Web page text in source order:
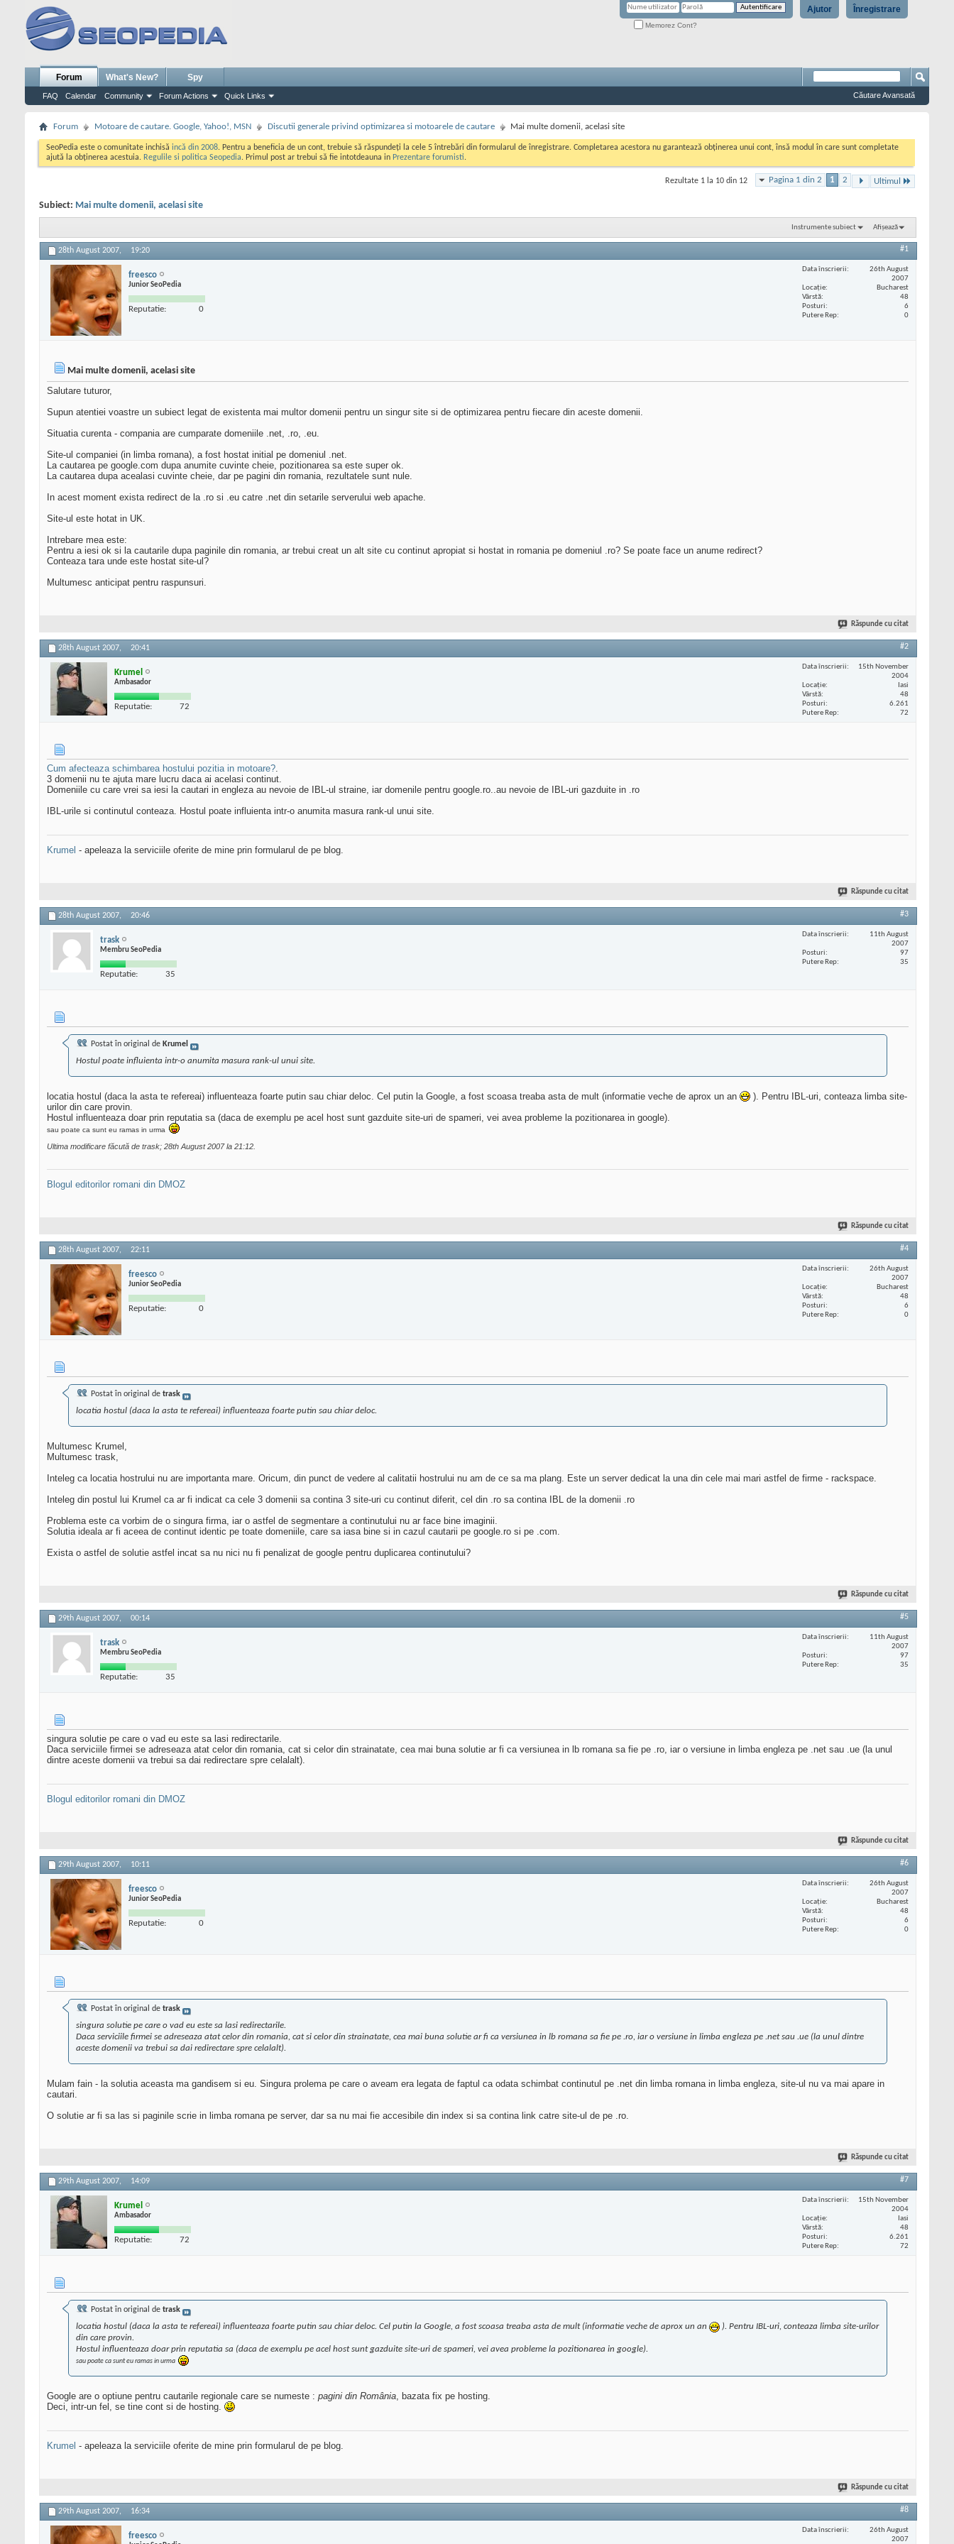
Înregistrare
Ajutor
Memorez Cont?
Forum
FAQ Calendar Community Forum Actions Quick Links
What's New? Spy
Căutare Avansată
Forum Motoare de cautare. Google, Yahoo!, MSN Discutii generale privind optimizarea si motoarele de cautare Mai multe domenii, acelasi site
SeoPedia este o comunitate inchisă incă din 2008. Pentru a beneficia de un cont, trebuie să răspundeți la cele 5 întrebări din formularul de înregistrare. Completarea acestora nu garantează obținerea unui cont, însă modul în care sunt completate
ajută la obținerea acestuia. Regulile si politica Seopedia. Primul post ar trebui să fie intotdeauna in Prezentare forumisti.
Pagina 1 din 2 1 2 Ultimul
Rezultate 1 la 10 din 12
Subiect: Mai multe domenii, acelasi site
Instrumente subiect Afișează
28th August 2007, 19:20 #1
freesco
Junior SeoPedia
Reputatie: 0
Data înscrierii
26th August
2007
Locaţie
Bucharest
Vârstă
48
Posturi
6
Putere Rep
0
Mai multe domenii, acelasi site
Salutare tuturor,
Supun atentiei voastre un subiect legat de existenta mai multor domenii pentru un singur site si de optimizarea pentru fiecare din aceste domenii.
Situatia curenta - compania are cumparate domeniile .net, .ro, .eu.
Site-ul companiei (in limba romana), a fost hostat initial pe domeniul .net.
La cautarea pe google.com dupa anumite cuvinte cheie, pozitionarea sa este super ok.
La cautarea dupa acealasi cuvinte cheie, dar pe pagini din romania, rezultatele sunt nule.
In acest moment exista redirect de la .ro si .eu catre .net din setarile serverului web apache.
Site-ul este hotat in UK.
Intrebare mea este:
Pentru a iesi ok si la cautarile dupa paginile din romania, ar trebui creat un alt site cu continut apropiat si hostat in romania pe domeniul .ro? Se poate face un anume redirect?
Conteaza tara unde este hostat site-ul?
Multumesc anticipat pentru raspunsuri.
Răspunde cu citat
28th August 2007, 20:41 #2
Krumel
Ambasador
Reputatie: 72
Data înscrierii
15th November
2004
Locaţie
Iasi
Vârstă
48
Posturi
6.261
Putere Rep
72
Cum afecteaza schimbarea hostului pozitia in motoare?.
3 domenii nu te ajuta mare lucru daca ai acelasi continut.
Domeniile cu care vrei sa iesi la cautari in engleza au nevoie de IBL-ul straine, iar domenile pentru google.ro..au nevoie de IBL-uri gazduite in .ro
IBL-urile si continutul conteaza. Hostul poate influienta intr-o anumita masura rank-ul unui site.
Krumel - apeleaza la serviciile oferite de mine prin formularul de pe blog.
Răspunde cu citat
28th August 2007, 20:46 #3
trask
Membru SeoPedia
Reputatie: 35
Data înscrierii
11th August
2007
Posturi
97
Putere Rep
35
Postat în original de Krumel
Hostul poate influienta intr-o anumita masura rank-ul unui site.
locatia hostul (daca la asta te refereai) influenteaza foarte putin sau chiar deloc. Cel putin la Google, a fost scoasa treaba asta de mult (informatie veche de aprox un an
). Pentru IBL-uri, conteaza limba site-
urilor din care provin.
Hostul influenteaza doar prin reputatia sa (daca de exemplu pe acel host sunt gazduite site-uri de spameri, vei avea probleme la pozitionarea in google).
sau poate ca sunt eu ramas in urma
Ultima modificare făcută de trask; 28th August 2007 la 21:12
Blogul editorilor romani din DMOZ
Răspunde cu citat
28th August 2007, 22:11 #4
freesco
Junior SeoPedia
Reputatie: 0
Data înscrierii
26th August
2007
Locaţie
Bucharest
Vârstă
48
Posturi
6
Putere Rep
0
Postat în original de trask
locatia hostul (daca la asta te refereai) influenteaza foarte putin sau chiar deloc.
Multumesc Krumel,
Multumesc trask,
Inteleg ca locatia hostrului nu are importanta mare. Oricum, din punct de vedere al calitatii hostrului nu am de ce sa ma plang. Este un server dedicat la una din cele mai mari astfel de firme - rackspace.
Inteleg din postul lui Krumel ca ar fi indicat ca cele 3 domenii sa contina 3 site-uri cu continut diferit, cel din .ro sa contina IBL de la domenii .ro
Problema este ca vorbim de o singura firma, iar o astfel de segmentare a continutului nu ar face bine imaginii.
Solutia ideala ar fi aceea de continut identic pe toate domeniile, care sa iasa bine si in cazul cautarii pe google.ro si pe .com.
Exista o astfel de solutie astfel incat sa nu nici nu fi penalizat de google pentru duplicarea continutului?
Răspunde cu citat
29th August 2007, 00:14 #5
trask
Membru SeoPedia
Reputatie: 35
Data înscrierii
11th August
2007
Posturi
97
Putere Rep
35
singura solutie pe care o vad eu este sa lasi redirectarile.
Daca serviciile firmei se adreseaza atat celor din romania, cat si celor din strainatate, cea mai buna solutie ar fi ca versiunea in lb romana sa fie pe .ro, iar o versiune in limba engleza pe .net sau .ue (la unul
dintre aceste domenii va trebui sa dai redirectare spre celalalt).
Blogul editorilor romani din DMOZ
Răspunde cu citat
29th August 2007, 10:11 #6
freesco
Junior SeoPedia
Reputatie: 0
Data înscrierii
26th August
2007
Locaţie
Bucharest
Vârstă
48
Posturi
6
Putere Rep
0
Postat în original de trask
singura solutie pe care o vad eu este sa lasi redirectarile.
Daca serviciile firmei se adreseaza atat celor din romania, cat si celor din strainatate, cea mai buna solutie ar fi ca versiunea in lb romana sa fie pe .ro, iar o versiune in limba engleza pe .net sau .ue (la unul dintre
aceste domenii va trebui sa dai redirectare spre celalalt).
Mulam fain - la solutia aceasta ma gandisem si eu. Singura prolema pe care o aveam era legata de faptul ca odata schimbat continutul pe .net din limba romana in limba engleza, site-ul nu va mai apare in
cautari.
O solutie ar fi sa las si paginile scrie in limba romana pe server, dar sa nu mai fie accesibile din index si sa contina link catre site-ul de pe .ro.
Răspunde cu citat
29th August 2007, 14:09 #7
Krumel
Ambasador
Reputatie: 72
Data înscrierii
15th November
2004
Locaţie
Iasi
Vârstă
48
Posturi
6.261
Putere Rep
72
Postat în original de trask
locatia hostul (daca la asta te refereai) influenteaza foarte putin sau chiar deloc. Cel putin la Google, a fost scoasa treaba asta de mult (informatie veche de aprox un an
). Pentru IBL-uri, conteaza limba site-urilor
din care provin.
Hostul influenteaza doar prin reputatia sa (daca de exemplu pe acel host sunt gazduite site-uri de spameri, vei avea probleme la pozitionarea in google).
sau poate ca sunt eu ramas in urma
Google are o optiune pentru cautarile regionale care se numeste : pagini din România, bazata fix pe hosting.
Deci, intr-un fel, se tine cont si de hosting.
Krumel - apeleaza la serviciile oferite de mine prin formularul de pe blog.
Răspunde cu citat
29th August 2007, 16:34 #8
freesco
Data înscrierii
26th August
2007